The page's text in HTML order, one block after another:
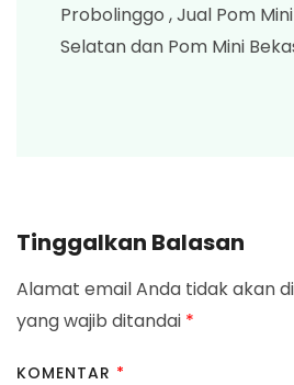
Probolinggo , Jual Pom
Selatan dan Pom Mini
Tinggalkan Balasan
Alamat email Anda tidak akan
yang wajib ditandai *
KOMENTAR *